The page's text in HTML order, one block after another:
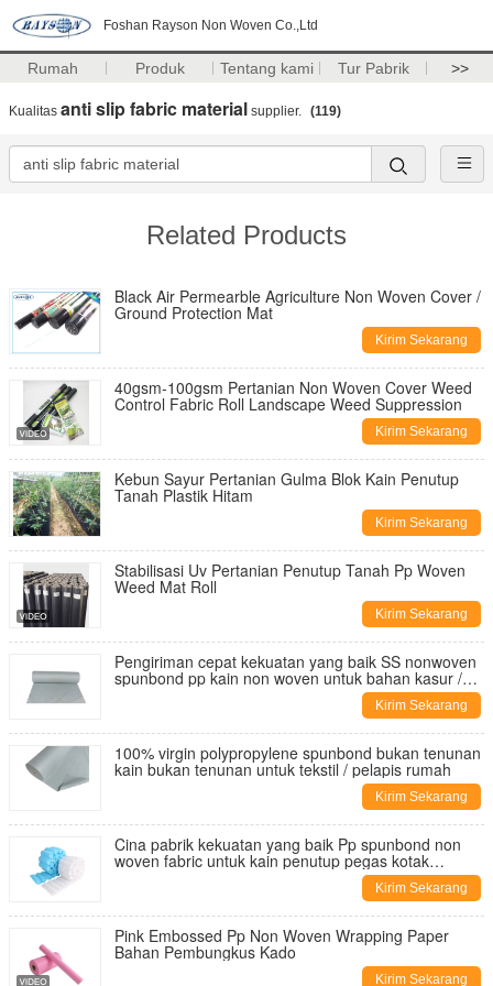
Foshan Rayson Non Woven Co.,Ltd
Rumah Produk Tentang kami Tur Pabrik >>
Kualitas anti slip fabric material supplier. (119)
Related Products
Black Air Permearble Agriculture Non Woven Cover /
Ground Protection Mat
Kirim Sekarang
40gsm-100gsm Pertanian Non Woven Cover Weed
Control Fabric Roll Landscape Weed Suppression
Kirim Sekarang
Kebun Sayur Pertanian Gulma Blok Kain Penutup
Tanah Plastik Hitam
Kirim Sekarang
Stabilisasi Uv Pertanian Penutup Tanah Pp Woven
Weed Mat Roll
Kirim Sekarang
Pengiriman cepat kekuatan yang baik SS nonwoven
spunbond pp kain non woven untuk bahan kasur /
Kirim Sekarang
100% virgin polypropylene spunbond bukan tenunan
kain bukan tenunan untuk tekstil / pelapis rumah
Kirim Sekarang
Cina pabrik kekuatan yang baik Pp spunbond non
woven fabric untuk kain penutup pegas kotak
Kirim Sekarang
Pink Embossed Pp Non Woven Wrapping Paper
Bahan Pembungkus Kado
Kirim Sekarang